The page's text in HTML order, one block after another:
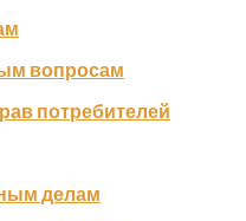
вопросам
потребителей
делам